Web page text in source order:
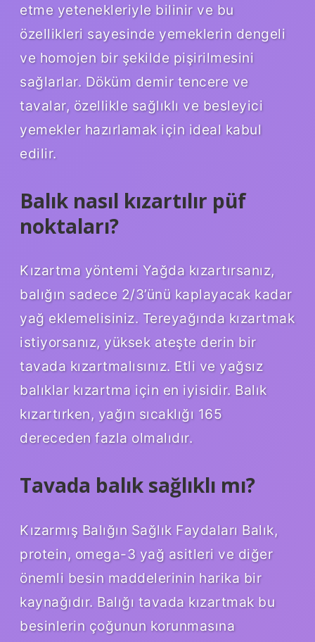
etme yetenekleriyle bilinir ve bu
özellikleri sayesinde yemeklerin dengeli
ve homojen bir şekilde pişirilmesini
sağlarlar. Döküm demir tencere ve
tavalar, özellikle sağlıklı ve besleyici
yemekler hazırlamak için ideal kabul
edilir.
Balık nasıl kızartılır püf
noktaları?
Kızartma yöntemi Yağda kızartırsanız,
balığın sadece 2/3’ünü kaplayacak kadar
yağ eklemelisiniz. Tereyağında kızartmak
istiyorsanız, yüksek ateşte derin bir
tavada kızartmalısınız. Etli ve yağsız
balıklar kızartma için en iyisidir. Balık
kızartırken, yağın sıcaklığı 165
dereceden fazla olmalıdır.
Tavada balık sağlıklı mı?
Kızarmış Balığın Sağlık Faydaları Balık,
protein, omega-3 yağ asitleri ve diğer
önemli besin maddelerinin harika bir
kaynağıdır. Balığı tavada kızartmak bu
besinlerin çoğunun korunmasına